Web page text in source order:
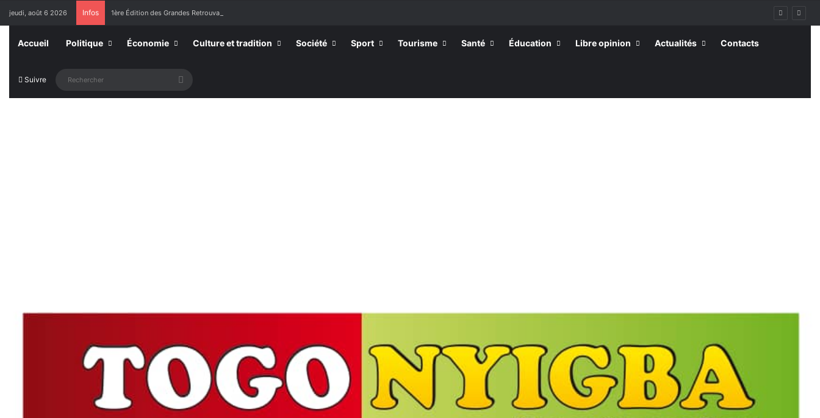
jeudi, août 6 2026 Infos 1ère Édition des Grandes Retrouvailles des Ressortissants de Kpélé Govié Apégamé / Sokpé
Accueil Politique Économie Culture et tradition Société Sport Tourisme Santé Éducation Libre opinion Actualités Contacts
Suivre Rechercher